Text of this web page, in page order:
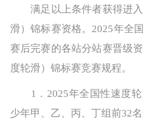
满足以上条件者获得进入
滑）锦标赛资格。2025年全
赛后完赛的各站分站赛晋级
度轮滑）锦标赛竞赛规程。
1．2025年全国性速度轮
少年甲、乙、丙、丁组前32名